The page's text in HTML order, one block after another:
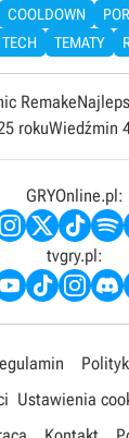
COOLDOWN
TECH
TEMATY
Remake
rokuWiedźmin
GRYOnline.pl:
tvgry.pl:
Ustawienia